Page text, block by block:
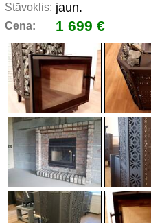
Stāvoklis: jaun.
Cena: 1 699 €